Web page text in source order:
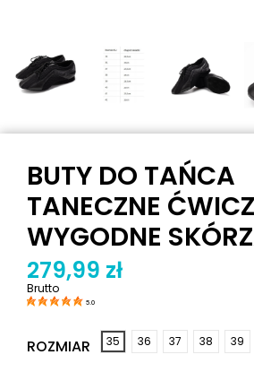
BUTY DO TAŃCA
TANECZNE
WYGODNE
279,99 zł
Brutto
5.0
ROZMIAR 35 36 37 38 39